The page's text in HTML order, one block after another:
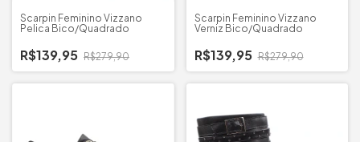
Scarpin Feminino Vizzano
Pelica Bico/Quadrado
R$139,95 R$279,90
Scarpin Feminino Vizzano
Verniz Bico/Quadrado
R$139,95 R$279,90